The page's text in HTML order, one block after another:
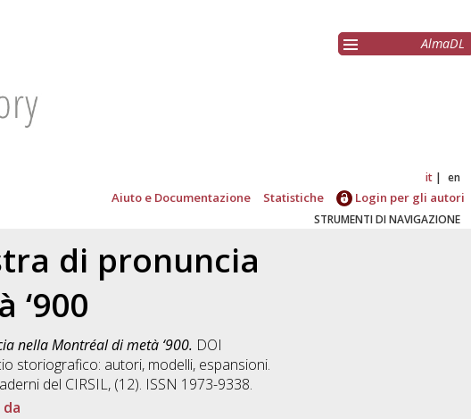
AlmaDL
it en
Aiuto e Documentazione Statistiche Login per gli autori
STRUMENTI DI NAVIGAZIONE
di pronuncia
nella Montréal di metà ‘900. DOI
storiografico: autori, modelli, espansioni.
del CIRSIL, (12). ISSN 1973-9338.